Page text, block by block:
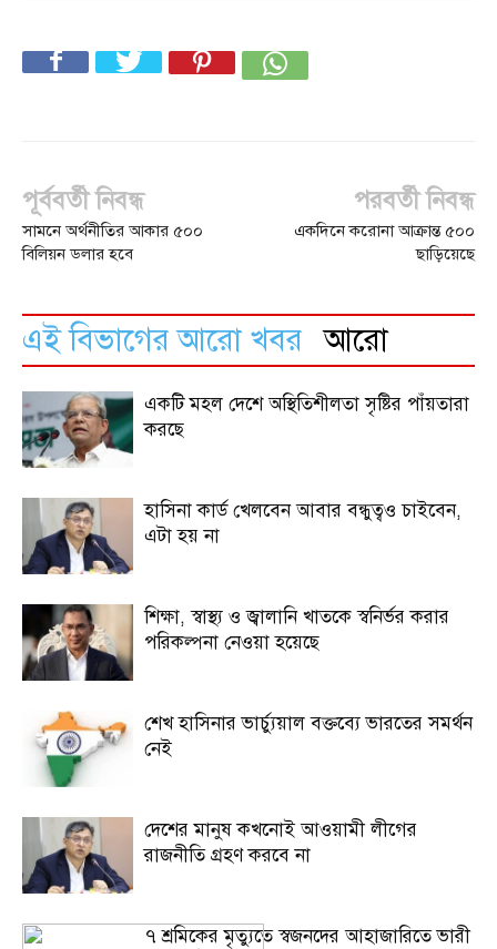
পূর্ববর্তী নিবন্ধ
সামনে অর্থনীতির আকার ৫০০
বিলিয়ন ডলার হবে
পরবর্তী নিবন্ধ
একদিনে করোনা আক্রান্ত ৫০০
ছাড়িয়েছে
এই বিভাগের আরো খবর আরো
একটি মহল দেশে অস্থিতিশীলতা সৃষ্টির পাঁয়তারা
করছে
হাসিনা কার্ড খেলবেন আবার বন্ধুত্বও চাইবেন,
এটা হয় না
শিক্ষা, স্বাস্থ্য ও জ্বালানি খাতকে স্বনির্ভর করার
পরিকল্পনা নেওয়া হয়েছে
শেখ হাসিনার ভার্চ্যুয়াল বক্তব্যে ভারতের সমর্থন
নেই
দেশের মানুষ কখনোই আওয়ামী লীগের
রাজনীতি গ্রহণ করবে না
৭ শ্রমিকের মৃত্যুতে স্বজনদের আহাজারিতে ভারী